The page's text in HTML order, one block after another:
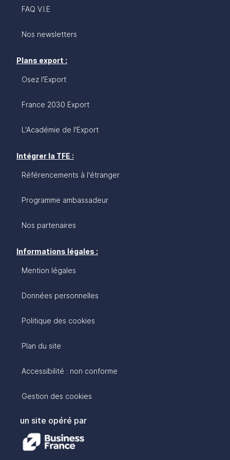
FAQ V.I.E
Nos newsletters
Plans export :
Osez l'Export
France 2030 Export
L'Académie de l'Export
Intégrer la TFE :
Référencements à l'étranger
Programme ambassadeur
Nos partenaires
Informations légales :
Mention légales
Données personnelles
Politique des cookies
Plan du site
Accessibilité : non conforme
Gestion des cookies
un site opéré par